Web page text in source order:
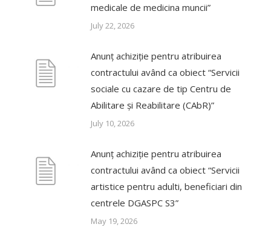
medicale de medicina muncii”
July 22, 2026
Anunț achiziție pentru atribuirea
contractului având ca obiect “Servicii
sociale cu cazare de tip Centru de
Abilitare și Reabilitare (CAbR)”
July 10, 2026
Anunț achiziție pentru atribuirea
contractului având ca obiect “Servicii
artistice pentru adulti, beneficiari din
centrele DGASPC S3”
May 19, 2026